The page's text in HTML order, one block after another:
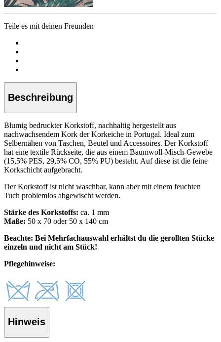
Teile es mit deinen Freunden
Beschreibung
Blumig bedruckter Korkstoff, nachhaltig hergestellt aus
nachwachsendem Kork der Korkeiche in Portugal. Ideal zum
Selbernähen von Taschen, Beutel und Accessoires. Der Korkstoff
hat eine textile Rückseite, die aus einem Baumwoll-Misch-Gewebe
(15,5% PES, 29,5% CO, 55% PU) besteht. Auf diese ist die feine
Korkschicht aufgebracht.
Der Korkstoff ist nicht waschbar, kann aber mit einem feuchten
Tuch problemlos abgewischt werden.
Stärke des Korkstoffs: ca. 1 mm
Maße: 50 x 70 oder 50 x 140 cm
Beachte: Bei Mehrfachauswahl erhältst du die gerollten Stücke
einzeln und nicht am Stück!
Pflegehinweise:
Hinweis